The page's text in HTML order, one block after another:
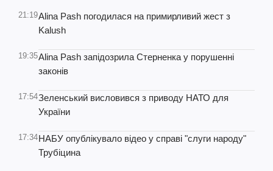
21:19Alina Pash погодилася на примирливий жест з
Kalush
19:35Alina Pash запідозрила Стерненка у порушенні
законів
17:54Зеленський висловився з приводу НАТО для
України
17:34НАБУ опублікувало відео у справі "слуги народу"
Трубіцина